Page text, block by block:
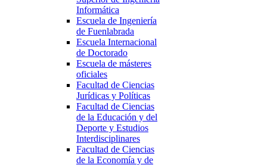
Informática
Escuela de Ingeniería
de Fuenlabrada
Escuela Internacional
de Doctorado
Escuela de másteres
oficiales
Facultad de Ciencias
Jurídicas y Políticas
Facultad de Ciencias
de la Educación y del
Deporte y Estudios
Interdisciplinares
Facultad de Ciencias
de la Economía y de